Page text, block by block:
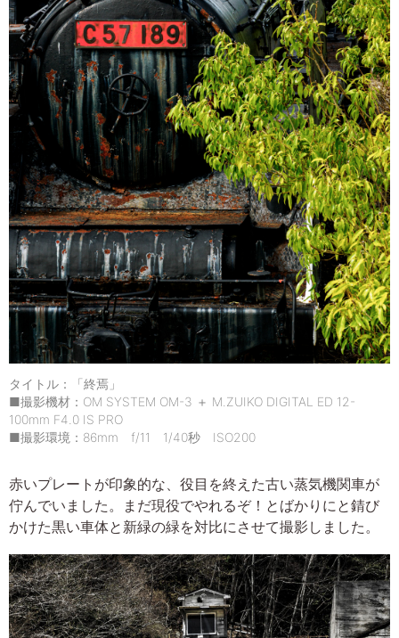
タイトル：「終焉」
■撮影機材：OM SYSTEM OM-3 ＋ M.ZUIKO DIGITAL ED 12-
100mm F4.0 IS PRO
■撮影環境：86mm f/11 1/40秒 ISO200
赤いプレートが印象的な、役目を終えた古い蒸気機関車が
佇んでいました。まだ現役でやれるぞ！とばかりにと錆び
かけた黒い車体と新緑の緑を対比にさせて撮影しました。